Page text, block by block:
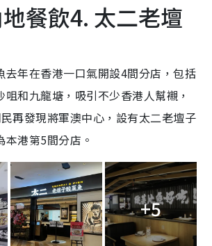
餐飲4. 太二老壇
去年在香港一口氣開設4間分店，包括
和九龍塘，吸引不少香港人幫襯，
再發現將軍澳中心，設有太二老壇子
港第5間分店。
+5